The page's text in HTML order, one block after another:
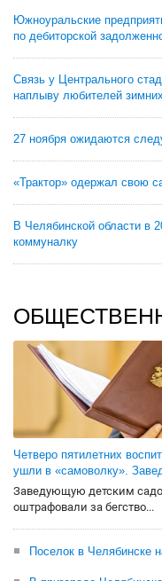
Южноуральские
по дебиторской
Связь у Центрального
наплыву любителей
27 ноября ожидаются
«Трактор» одержал свою
В Челябинской области в
коммуналку
Четверо пятилетних
ушли в «самоволку».
Заведующую детским
оштрафовали за бегство...
Поселок в Челябинске